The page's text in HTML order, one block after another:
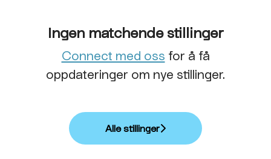
Ingen matchende stillinger
Connect med oss for å få
oppdateringer om nye stillinger.
Alle stillinger